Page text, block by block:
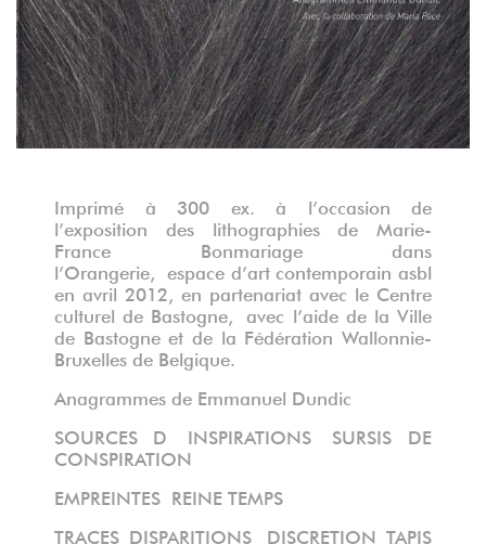
Imprimé à 300 ex. à l’occasion de
l’exposition des lithographies de Marie-
France Bonmariage dans
l’Orangerie, espace d’art contemporain asbl
en avril 2012, en partenariat avec le Centre
culturel de Bastogne, avec l’aide de la Ville
de Bastogne et de la Fédération Wallonnie-
Bruxelles de Belgique.
Anagrammes de Emmanuel Dundic
SOURCES D INSPIRATIONS SURSIS DE
CONSPIRATION
EMPREINTES REINE TEMPS
TRACES DISPARITIONS DISCRETION TAPIS